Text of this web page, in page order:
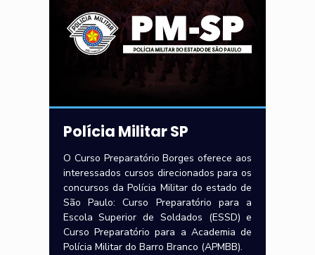
Polícia Militar SP
O Curso Preparatório Borges oferece aos
interessados cursos direcionados para os
concursos da Polícia Militar do estado de
São Paulo: Curso Preparatório para a
Escola Superior de Soldados (ESSD) e
Curso Preparatório para a Academia de
Polícia Militar do Barro Branco (APMBB).